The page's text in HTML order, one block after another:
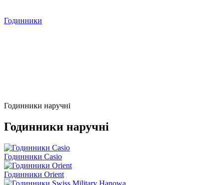
Годинники
Годинники наручні
Годинники наручні
Годинники Casio
Годинники Orient